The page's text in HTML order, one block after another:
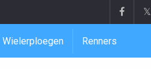
𝕏
Wielerploegen Renners